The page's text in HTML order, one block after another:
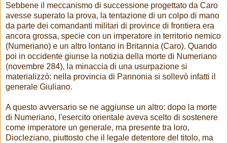
Sebbene il meccanismo di successione progettato da Caro
avesse superato la prova, la tentazione di un colpo di mano
da parte dei comandanti militari di province di frontiera era
ancora grossa, specie con un imperatore in territorio nemico
(Numeriano) e un altro lontano in Britannia (Caro). Quando
poi in occidente giunse la notizia della morte di Numeriano
(novembre 284), la minaccia di una usurpazione si
materializzò: nella provincia di Pannonia si sollevò infatti il
generale Giuliano.
A questo avversario se ne aggiunse un altro: dopo la morte
di Numeriano, l'esercito orientale aveva scelto di sostenere
come imperatore un generale, ma presente tra loro,
Diocleziano, piuttosto che il legale detentore del titolo, ma